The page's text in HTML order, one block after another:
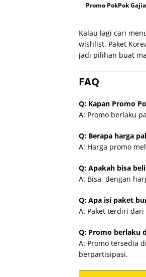
Promo PokPok
Kalau lagi cari
wishlist. Paket
jadi pilihan buat
FAQ
Q: Kapan Promo
A: Promo berlaku
Q: Berapa harga
A: Harga promo
Q: Apakah bisa
A: Bisa, dengan
Q: Apa isi paket
A: Paket terdiri dari
Q: Promo berlaku
A: Promo tersedia
berpartisipasi.